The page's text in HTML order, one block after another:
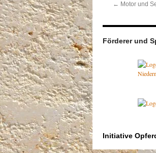
← Motor und
Förderer und
Initiative